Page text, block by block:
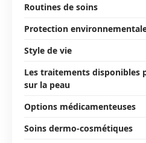
Routines de soins
Protection
Style de vie
Les traitements disponibles
sur la peau
Options médicamenteuses
Soins dermo-cosmétiques